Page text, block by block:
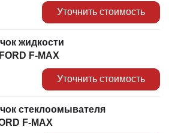
Уточнить стоимость
жидкости
F-MAX
Уточнить стоимость
стеклоомывателя
F-MAX